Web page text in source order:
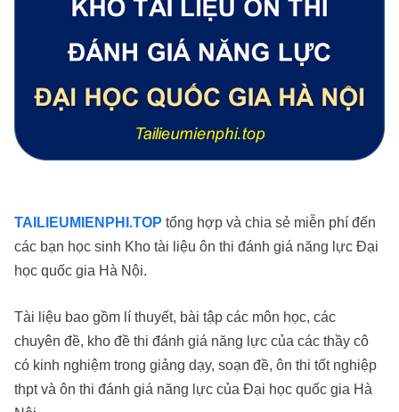
TAILIEUMIENPHI.TOP tổng hợp và chia sẻ miễn phí đến
các bạn học sinh Kho tài liệu ôn thi đánh giá năng lực Đại
học quốc gia Hà Nội.
Tài liệu bao gồm lí thuyết, bài tập các môn học, các
chuyên đề, kho đề thi đánh giá năng lực của các thầy cô
có kinh nghiệm trong giảng dạy, soạn đề, ôn thi tốt nghiệp
thpt và ôn thi đánh giá năng lực của Đại học quốc gia Hà